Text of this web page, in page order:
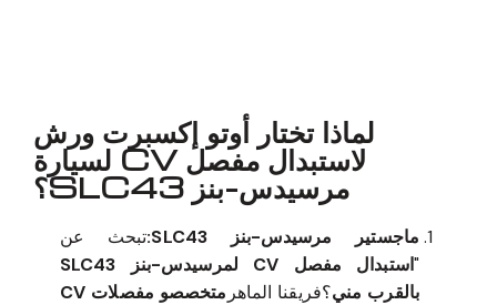
لماذا تختار أوتو إكسبرت ورش
لاستبدال مفصل CV لسيارة
مرسيدس-بنز SLC43؟
ماجستير مرسيدس-بنز SLC43:
تبحث عن
"
استبدال مفصل CV لمرسيدس-بنز SLC43
بالقرب مني؟فريقنا الماهر
متخصصو مفصلات CV